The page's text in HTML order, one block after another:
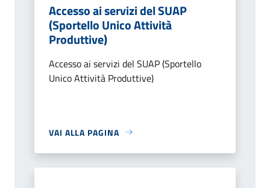
Accesso ai servizi del SUAP
(Sportello Unico Attività
Produttive)
Accesso ai servizi del SUAP (Sportello
Unico Attività Produttive)
VAI ALLA PAGINA